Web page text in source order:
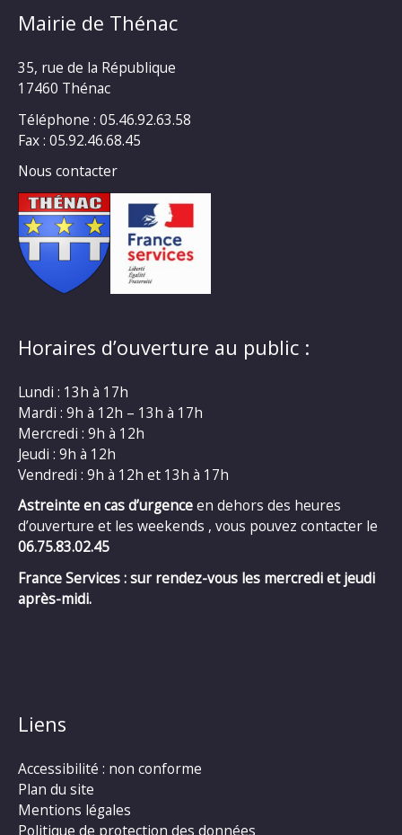
Mairie de Thénac
35, rue de la République
17460 Thénac
Téléphone : 05.46.92.63.58
Fax : 05.92.46.68.45
Nous contacter
Horaires d’ouverture au public :
Lundi : 13h à 17h
Mardi : 9h à 12h – 13h à 17h
Mercredi : 9h à 12h
Jeudi : 9h à 12h
Vendredi : 9h à 12h et 13h à 17h
Astreinte en cas d’urgenceen dehors des heures
d’ouverture et les weekends , vous pouvez contacter le
06.75.83.02.45
France Services : sur rendez-vous les mercredi et jeudi
après-midi.
Liens
Accessibilité : non conforme
Plan du site
Mentions légales
Politique de protection des données